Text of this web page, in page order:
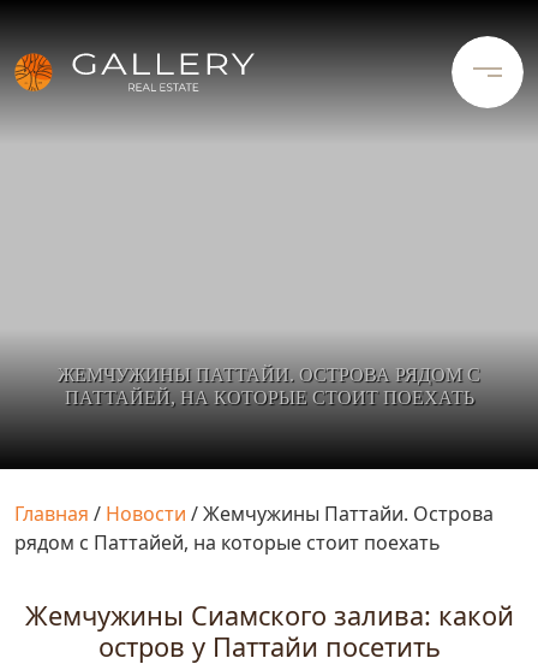
ЖЕМЧУЖИНЫ ПАТТАЙИ. ОСТРОВА РЯДОМ С
ПАТТАЙЕЙ, НА КОТОРЫЕ СТОИТ ПОЕХАТЬ
Главная / Новости /Жемчужины Паттайи. Острова
рядом с Паттайей, на которые стоит поехать
Жемчужины Сиамского залива: какой
остров у Паттайи посетить